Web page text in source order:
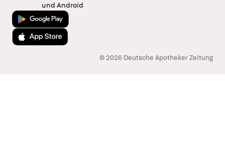
und Android
Jetzt bei Google Play
Laden im App Store
© 2026 Deutsche Apotheker Zeitung